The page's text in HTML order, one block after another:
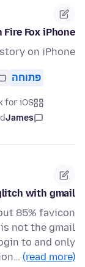
Fox iPhone
on iPhone
פתוחה
for iOS
James
with gmail
85% favicon
not the gmail
to and only
(read more)